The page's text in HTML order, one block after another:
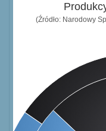
(Źródło: Narodowy